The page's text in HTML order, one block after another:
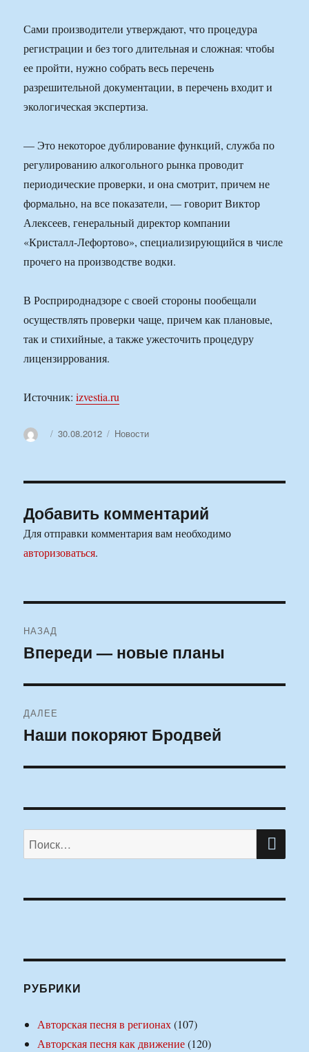
Сами производители утверждают, что процедура
регистрации и без того длительная и сложная: чтобы
ее пройти, нужно собрать весь перечень
разрешительной документации, в перечень входит и
экологическая экспертиза.
— Это некоторое дублирование функций, служба по
регулированию алкогольного рынка проводит
периодические проверки, и она смотрит, причем не
формально, на все показатели, — говорит Виктор
Алексеев, генеральный директор компании
«Кристалл-Лефортово», специализирующийся в числе
прочего на производстве водки.
В Росприроднадзоре с своей стороны пообещали
осуществлять проверки чаще, причем как плановые,
так и стихийные, а также ужесточить процедуру
лицензиррования.
Источник:izvestia.ru
АвторОпубликовано
30.08.2012 Рубрики
Новости
Добавить комментарий
Для отправки комментария вам необходимо
авторизоваться.
по
НАЗАД
Предыдущая
Впереди — новые планы
ДАЛЕЕ
Следующая
Наши покоряют Бродвей
Искать:
РУБРИКИ
Авторская песня в регионах(107)
Авторская песня как движение(120)